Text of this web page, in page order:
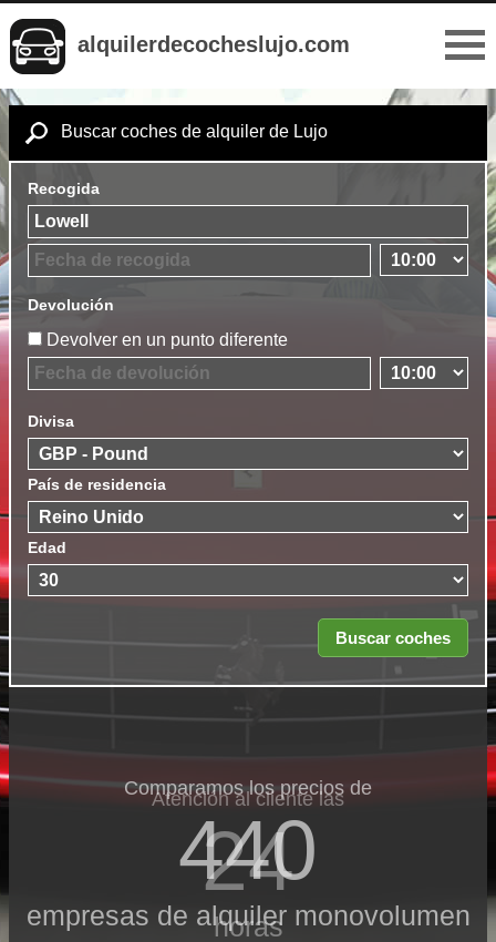
alquilerdecocheslujo.com
Buscar coches de alquiler de Lujo
Recogida
Devolución
Devolver en un punto diferente
Divisa
País de residencia
Edad
Comparamos los precios de
440
empresas de alquiler monovolumen
Atención al cliente las
24
horas